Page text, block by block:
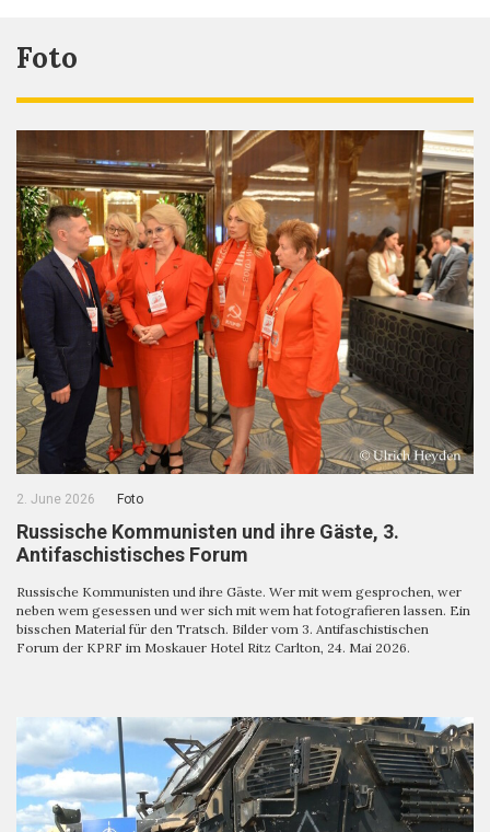
Foto
2. June 2026 Foto
Russische Kommunisten und ihre Gäste, 3.
Antifaschistisches Forum
Russische Kommunisten und ihre Gäste. Wer mit wem gesprochen, wer
neben wem gesessen und wer sich mit wem hat fotografieren lassen. Ein
bisschen Material für den Tratsch. Bilder vom 3. Antifaschistischen
Forum der KPRF im Moskauer Hotel Ritz Carlton, 24. Mai 2026.